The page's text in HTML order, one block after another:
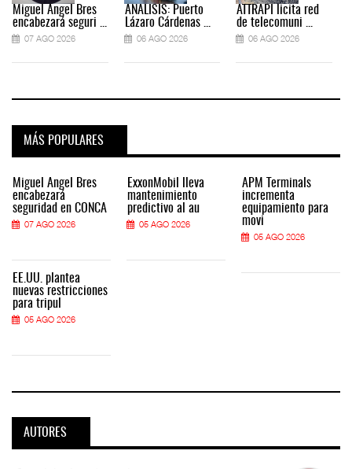
Miguel Ángel Bres
encabezará seguri ...
07 AGO 2026
ANÁLISIS: Puerto
Lázaro Cárdenas ...
06 AGO 2026
ATTRAPI licita red
de telecomuni ...
06 AGO 2026
MÁS POPULARES
Miguel Ángel Bres
encabezará
seguridad en CONCA
07 AGO 2026
EE.UU. plantea
nuevas restricciones
para tripul
05 AGO 2026
ExxonMobil lleva
mantenimiento
predictivo al au
05 AGO 2026
APM Terminals
incrementa
equipamiento para
movi
05 AGO 2026
AUTORES